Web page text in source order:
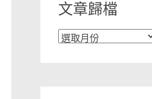
文章歸檔
文